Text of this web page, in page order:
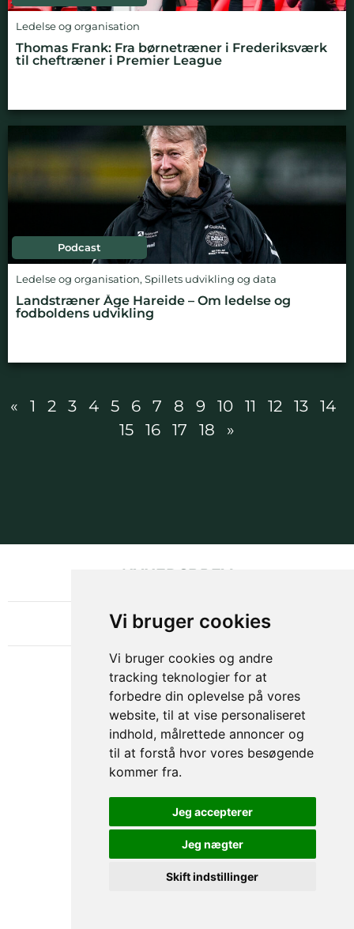
Vi bruger cookies
Vi bruger cookies og andre
tracking teknologier for at
forbedre din oplevelse på vores
website, til at vise personaliseret
indhold, målrettede annoncer og
til at forstå hvor vores besøgende
kommer fra.
Jeg accepterer
Jeg nægter
Skift indstillinger
Ledelse og organisation
Thomas Frank: Fra børnetræner i Frederiksværk
til cheftræner i Premier League
Podcast
Ledelse og organisation, Spillets udvikling og data
Landstræner Åge Hareide – Om ledelse og
fodboldens udvikling
« 1 2 3 4 5 6 7 8 9 10 11 12 13
14
15
16 17 18 »
NYHEDSBREV
OM GAMECHANGER